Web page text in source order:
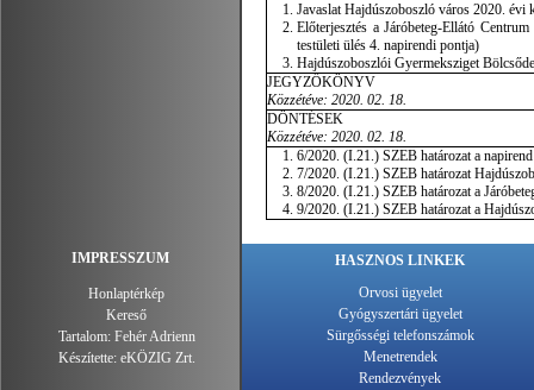
Javaslat Hajdúszoboszló város 2020.
Előterjesztés a Járóbeteg-Ellátó
testületi ülés 4. napirendi pontja)
Hajdúszoboszlói Gyermeksziget
JEGYZŐKÖNYV
Közzétéve: 2020. 02. 18.
DÖNTÉSEK
Közzétéve: 2020. 02. 18.
6/2020. (I.21.) SZEB határozat a napirend
7/2020. (I.21.) SZEB határozat
8/2020. (I.21.) SZEB határozat a
9/2020. (I.21.) SZEB határozat a
IMPRESSZUM
Honlaptérkép
Kereső
Tartalom: Fehér Adrienn
Készítette: eKÖZIG Zrt.
HASZNOS LINKEK
Orvosi ügyelet
Gyógyszertári ügyelet
Sürgősségi telefonszámok
Menetrendek
Rendezvények